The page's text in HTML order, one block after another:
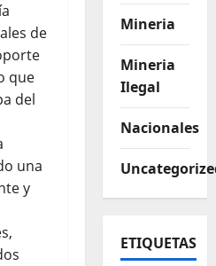
de
que
del
una
y
Mineria
Mineria
Ilegal
Nacionales
ETIQUETAS